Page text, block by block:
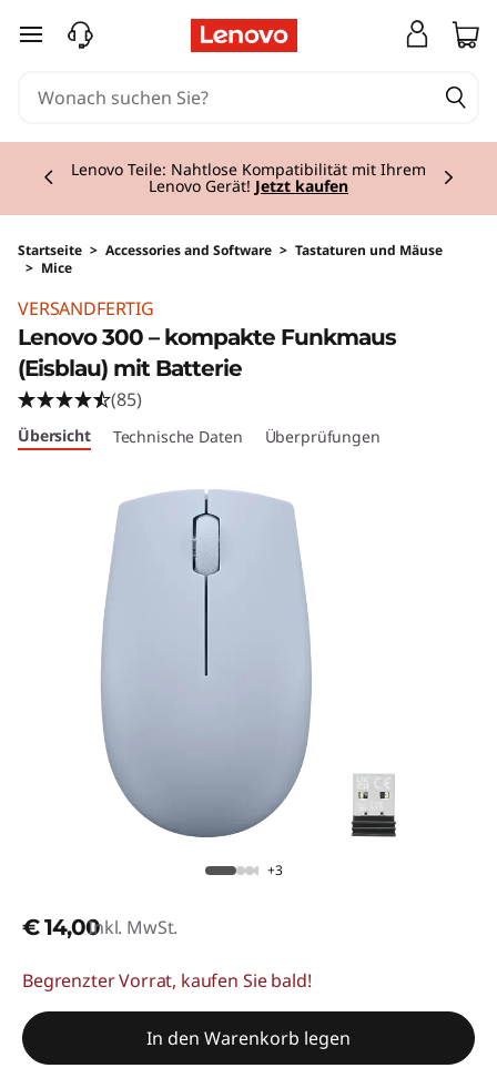
zum Hauptinhalt springen
Lenovo Teile: Nahtlose Kompatibilität mit Ihrem
Lenovo Gerät! Jetzt kaufen
Startseite > Accessories and Software > Tastaturen und Mäuse
> Mice
VERSANDFERTIG
Lenovo 300 – kompakte Funkmaus
(Eisblau) mit Batterie
(85)
Übersicht Technische Daten Überprüfungen
+3
€ 14,00Inkl. MwSt.
Begrenzter Vorrat, kaufen Sie bald!
In den Warenkorb legen